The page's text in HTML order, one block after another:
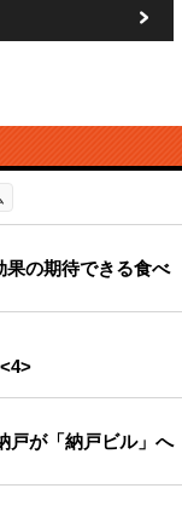
果の期待できる食べ
戸が「納戸ビル」へ